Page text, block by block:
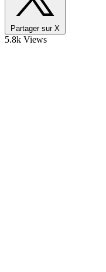
Partager sur X
5.8k Views